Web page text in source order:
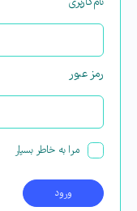
رمز عبور
مرا به خاطر بسپار